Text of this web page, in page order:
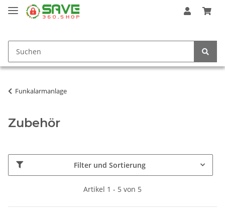
Funkalarmanlage
Zubehör
Filter und Sortierung
Artikel 1 - 5 von 5